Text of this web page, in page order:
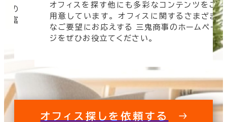
の
豊富
オフィスを探す他にも多彩なコンテンツをご
用意しています。 オフィスに関するさまざま
なご要望にお応えする 三鬼商事のホームペー
ジをぜひお役立てください。
オフィス探しを依頼する